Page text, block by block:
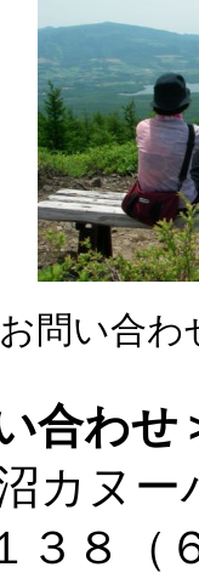
問い合わ
合わせ
カヌー
８（